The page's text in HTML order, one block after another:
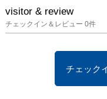
2022年
・東京デザイナー学院
ロダクトデザイン学科
・M.A.D.S art
gallery「CENSORDE
visitor & review
チェックイン＆レビュー 0件
チェック